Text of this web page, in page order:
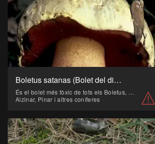
Boletus satanas (Bolet del dimoni, Matagent, Pixacà)
És el bolet més tòxic de tots els Boletus, provoca transtorns intestinals.
Alzinar, Pinar i altres coníferes